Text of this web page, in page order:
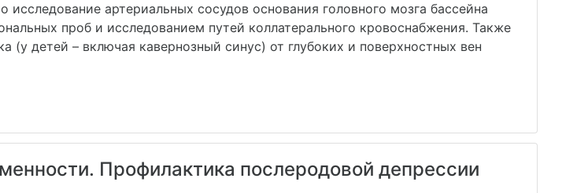
артериальных сосудов основания головного мозга бассейна
проб и исследованием путей коллатерального кровоснабжения. Также
(у детей – включая кавернозный синус) от глубоких и поверхностных вен
Профилактика послеродовой депрессии